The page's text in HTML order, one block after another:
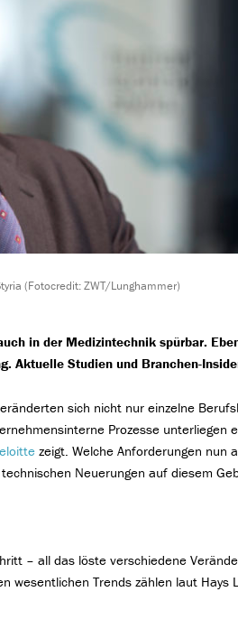
(Fotocredit: ZWT/Lunghammer)
in der Medizintechnik spürbar.
Aktuelle Studien und Branchen-
sich nicht nur einzelne
Prozesse unterliegen
zeigt. Welche Anforderungen nun
Neuerungen auf diesem
– all das löste verschiedene
wesentlichen Trends zählen laut Hays